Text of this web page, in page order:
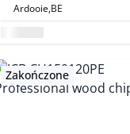
Ardooie, BE
Zakończone